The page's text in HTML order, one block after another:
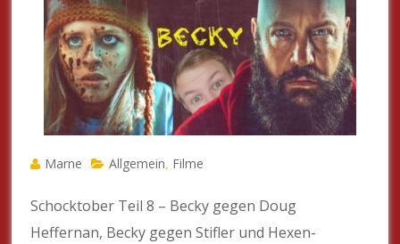
Marne Allgemein Filme
Schocktober Teil 8 – Becky gegen Doug
Heffernan, Becky gegen Stifler und Hexen-